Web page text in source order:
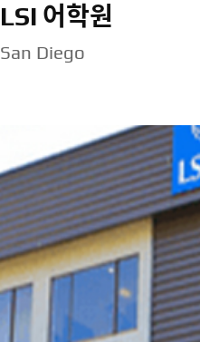
LSI 어학원
San Diego